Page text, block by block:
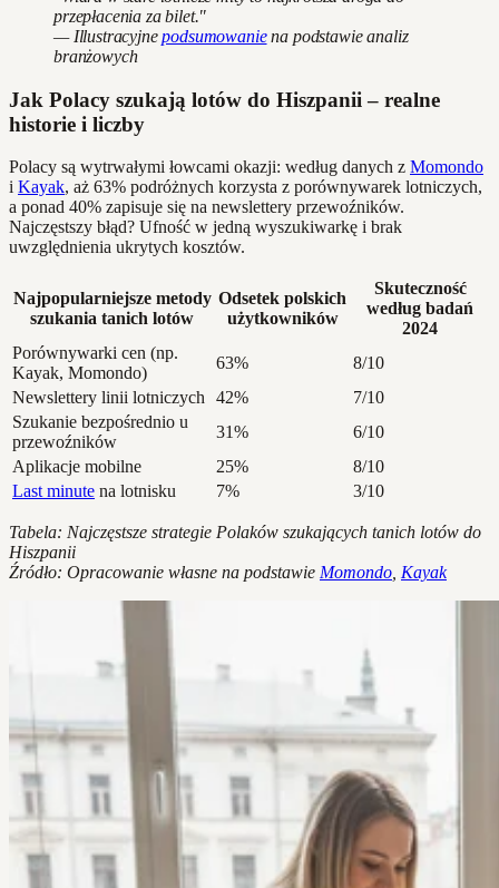
przepłacenia za bilet."
— Illustracyjnepodsumowaniena podstawie analiz
branżowych
Jak Polacy szukają lotów do Hiszpanii – realne
historie i liczby
Polacy są wytrwałymi łowcami okazji: według danych z Momondo
i Kayak, aż 63% podróżnych korzysta z porównywarek lotniczych,
a ponad 40% zapisuje się na newslettery przewoźników.
Najczęstszy błąd? Ufność w jedną wyszukiwarkę i brak
uwzględnienia ukrytych kosztów.
Najpopularniejsze metody
szukania tanich lotów
Odsetek polskich
użytkowników
Skuteczność
według badań
2024
Porównywarki cen (np.
Kayak, Momondo)
63%
8/10
Newslettery linii lotniczych
42%
7/10
Szukanie bezpośrednio u
przewoźników
31%
6/10
Aplikacje mobilne
25%
8/10
Last minute na lotnisku 7% 3/10
Tabela: Najczęstsze strategie Polaków szukających tanich lotów do
Hiszpanii
Źródło: Opracowanie własne na podstawie Momondo Kayak